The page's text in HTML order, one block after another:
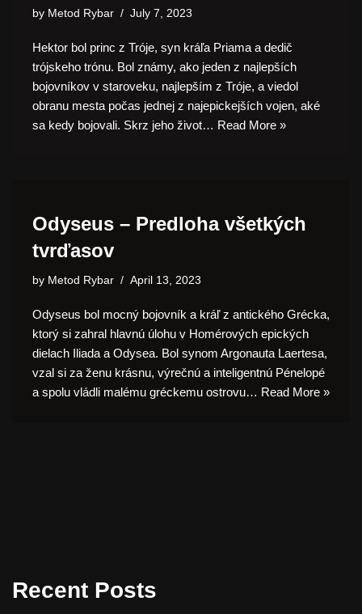
by Metod Rybar July 7, 2023
Hektor bol princ z Tróje, syn kráľa Priama a dedič
trójskeho trónu. Bol známy, ako jeden z najlepších
bojovníkov v staroveku, najlepším z Tróje, a viedol
obranu mesta počas jednej z najepickejších vojen, aké
sa kedy bojovali. Skrz jeho život… Read More »
Odyseus – Predloha všetkých
tvrďasov
by Metod Rybar April 13, 2023
Odyseus bol mocný bojovník a kráľ z antického Grécka,
ktorý si zahral hlavnú úlohu v Homérových epických
dielach Iliada a Odysea. Bol synom Argonauta Laertesa,
vzal si za ženu krásnu, výrečnú a inteligentnú Pénelopé
a spolu vládli malému gréckemu ostrovu… Read More »
Recent Posts